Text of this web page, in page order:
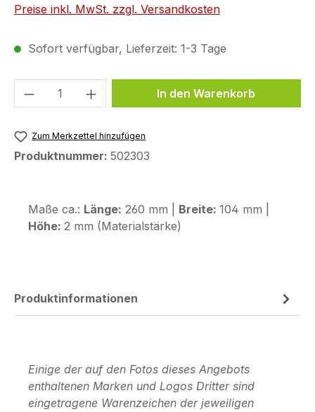
Preise inkl. MwSt. zzgl. Versandkosten
Sofort verfügbar, Lieferzeit: 1-3 Tage
Produkt Anzahl: Gib denIn den Warenkorb
Zum Merkzettel hinzufügen
Produktnummer: 502303
Maße ca.: Länge: 260 mm | Breite: 104 mm |
Höhe: 2 mm (Materialstärke)
Produktinformationen
Einige der auf den Fotos dieses Angebots
enthaltenen Marken und Logos Dritter sind
eingetragene Warenzeichen der jeweiligen